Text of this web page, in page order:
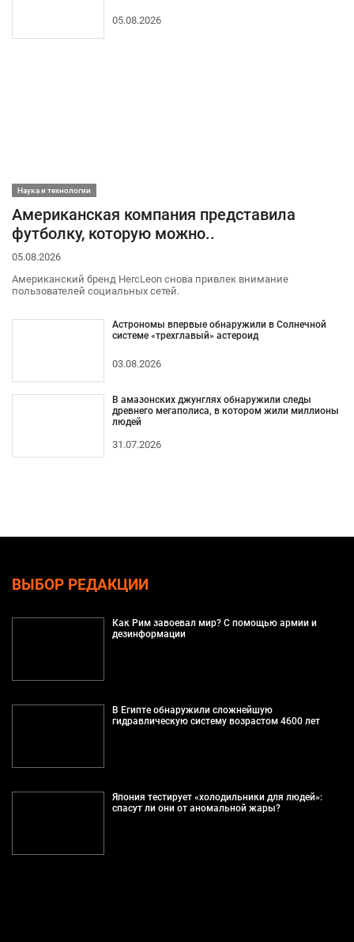
05.08.2026
Наука и технологии
Американская компания представила
футболку, которую можно..
05.08.2026
Американский бренд HercLeon снова привлек внимание
пользователей социальных сетей.
Астрономы впервые обнаружили в Солнечной
системе «трехглавый» астероид
03.08.2026
В амазонских джунглях обнаружили следы
древнего мегаполиса, в котором жили миллионы
людей
31.07.2026
ВЫБОР РЕДАКЦИИ
Как Рим завоевал мир? С помощью армии и
дезинформации
В Египте обнаружили сложнейшую
гидравлическую систему возрастом 4600 лет
Япония тестирует «холодильники для людей»:
спасут ли они от аномальной жары?